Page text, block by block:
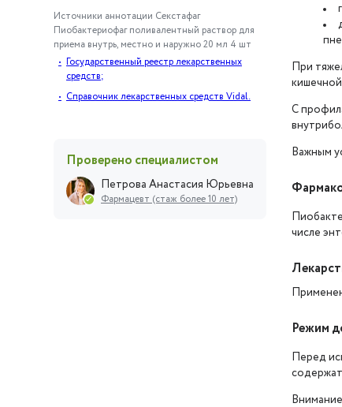
Источники аннотации Секстафаг
Пиобактериофаг поливалентный раствор для
приема внутрь, местно и наружно 20 мл 4 шт
Государственный реестр лекарственных
средств;
Справочник лекарственных средств Vidal.
Проверено специалистом
Петрова Анастасия Юрьевна
Фармацевт (стаж более 10 лет)
При
кишечной
С
Важным
числе
Режим
Перед